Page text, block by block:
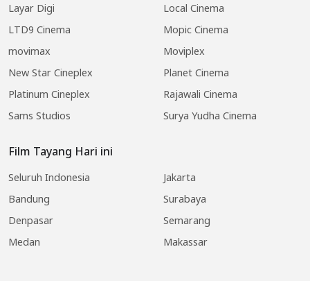
Layar Digi
Local Cinema
LTD9 Cinema
Mopic Cinema
movimax
Moviplex
New Star Cineplex
Planet Cinema
Platinum Cineplex
Rajawali Cinema
Sams Studios
Surya Yudha Cinema
Film Tayang Hari ini
Seluruh Indonesia
Jakarta
Bandung
Surabaya
Denpasar
Semarang
Medan
Makassar